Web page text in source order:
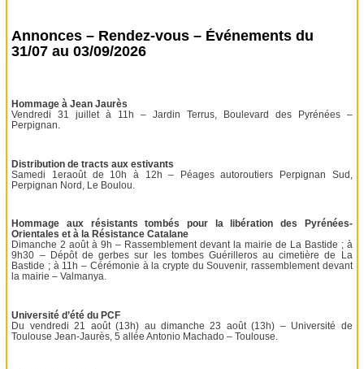
Annonces – Rendez-vous – Événements du
31/07 au 03/09/2026
Hommage à Jean Jaurès
Vendredi 31 juillet à 11h – Jardin Terrus, Boulevard des Pyrénées –
Perpignan.
Distribution de tracts aux estivants
Samedi 1eraoût de 10h à 12h – Péages autoroutiers Perpignan Sud,
Perpignan Nord, Le Boulou.
Hommage aux résistants tombés pour la libération des Pyrénées-
Orientales et à la Résistance Catalane
Dimanche 2 août à 9h – Rassemblement devant la mairie de La Bastide ; à
9h30 – Dépôt de gerbes sur les tombes Guérilleros au cimetière de La
Bastide ; à 11h – Cérémonie à la crypte du Souvenir, rassemblement devant
la mairie – Valmanya.
Université d’été du PCF
Du vendredi 21 août (13h) au dimanche 23 août (13h) – Université de
Toulouse Jean-Jaurès, 5 allée Antonio Machado – Toulouse.